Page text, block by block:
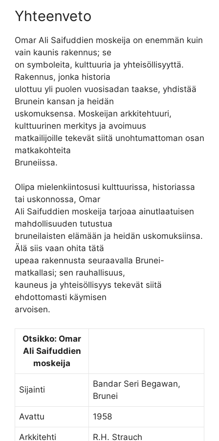
Yhteenveto
Omar Ali Saifuddien moskeija on enemmän kuin
vain kaunis rakennus; se
on symboleita, kulttuuria ja yhteisöllisyyttä.
Rakennus, jonka historia
ulottuu yli puolen vuosisadan taakse, yhdistää
Brunein kansan ja heidän
uskomuksensa. Moskeijan arkkitehtuuri,
kulttuurinen merkitys ja avoimuus
matkailijoille tekevät siitä unohtumattoman osan
matkakohteita
Bruneiissa.
Olipa mielenkiintosusi kulttuurissa, historiassa
tai uskonnossa, Omar
Ali Saifuddien moskeija tarjoaa ainutlaatuisen
mahdollisuuden tutustua
bruneilaisten elämään ja heidän uskomuksiinsa.
Älä siis vaan ohita tätä
upeaa rakennusta seuraavalla Brunei-
matkallasi; sen rauhallisuus,
kauneus ja yhteisöllisyys tekevät siitä
ehdottomasti käymisen
arvoisen.
Otsikko: Omar
Ali Saifuddien
moskeija
Sijainti
Bandar Seri Begawan,
Brunei
Avattu 1958
Arkkitehti R.H. Strauch